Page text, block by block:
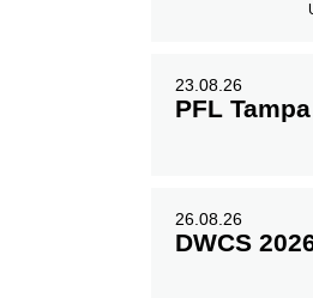
23.08.26
PFL Tampa
26.08.26
DWCS